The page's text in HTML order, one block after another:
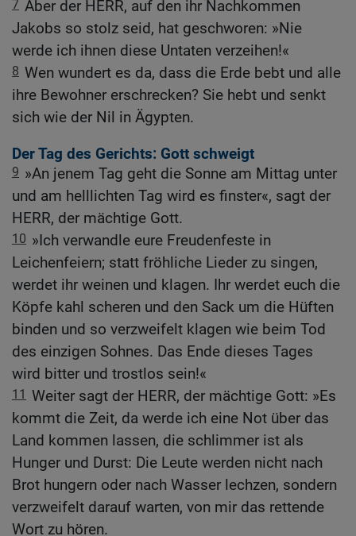
7 Aber der HERR, auf den ihr Nachkommen
Jakobs so stolz seid, hat geschworen: »Nie
werde ich ihnen diese Untaten verzeihen!«
8 Wen wundert es da, dass die Erde bebt und alle
ihre Bewohner erschrecken? Sie hebt und senkt
sich wie der Nil in Ägypten.
Der Tag des Gerichts: Gott schweigt
9 »An jenem Tag geht die Sonne am Mittag unter
und am helllichten Tag wird es finster«, sagt der
HERR, der mächtige Gott.
10 »Ich verwandle eure Freudenfeste in
Leichenfeiern; statt fröhliche Lieder zu singen,
werdet ihr weinen und klagen. Ihr werdet euch die
Köpfe kahl scheren und den Sack um die Hüften
binden und so verzweifelt klagen wie beim Tod
des einzigen Sohnes. Das Ende dieses Tages
wird bitter und trostlos sein!«
11 Weiter sagt der HERR, der mächtige Gott: »Es
kommt die Zeit, da werde ich eine Not über das
Land kommen lassen, die schlimmer ist als
Hunger und Durst: Die Leute werden nicht nach
Brot hungern oder nach Wasser lechzen, sondern
verzweifelt darauf warten, von mir das rettende
Wort zu hören.